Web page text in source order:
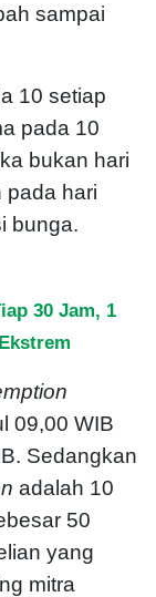
sampai
10 setiap
pada 10
bukan hari
pada hari
bunga.
30 Jam, 1
09,00 WIB
Sedangkan
adalah 10
50
yang
mitra